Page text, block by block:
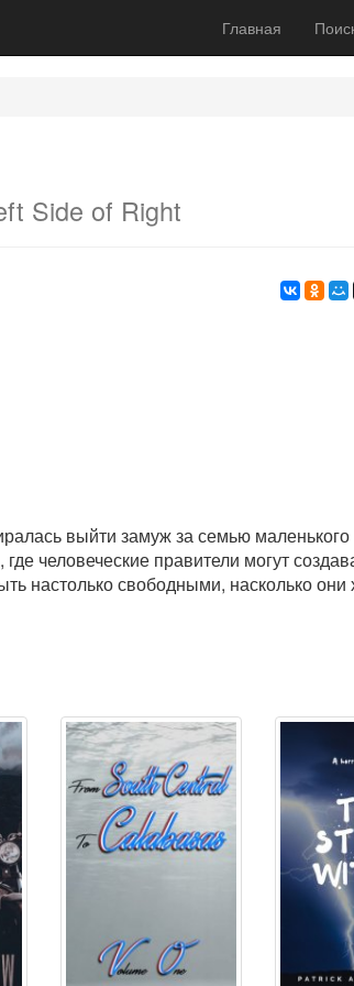
Главная
Side of Right
выйти замуж за семью маленького
человеческие правители могут
настолько свободными, насколько они